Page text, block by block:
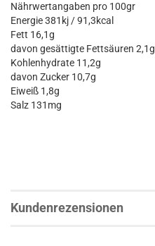
Nährwertangaben pro 100gr
Energie 381kj / 91,3kcal
Fett 16,1g
davon gesättigte Fettsäuren 2,1g
Kohlenhydrate 11,2g
davon Zucker 10,7g
Eiweiß 1,8g
Salz 131mg
Kundenrezensionen